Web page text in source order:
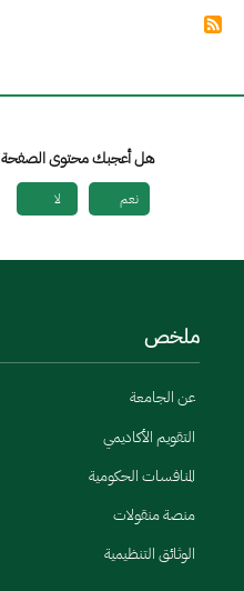
هل أعجبك محتوى
نعم لا
ملخص
عن الجامعة
التقويم الأكاديمي
المنافسات الحكومية
منصة منقولات
الوثائق التنظيمية